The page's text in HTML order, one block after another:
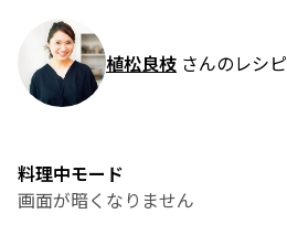
植松良枝 さんのレシピ
料理中モード
画面が暗くなりません